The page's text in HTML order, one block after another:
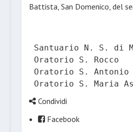
Battista, San Domenico, del
Santuario N. S. di
Oratorio S. Rocco
Oratorio S. Antonio
Oratorio S. Maria
Condividi
Facebook